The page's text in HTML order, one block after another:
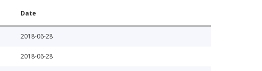
Date
2018-06-28
2018-06-28